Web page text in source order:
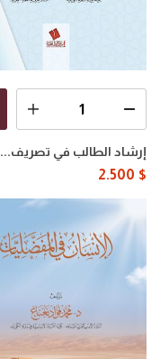
إرشاد الطالب في تصريف...
2.500 $